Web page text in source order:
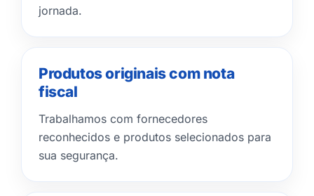
jornada.
Produtos originais com nota
fiscal
Trabalhamos com fornecedores
reconhecidos e produtos selecionados para
sua segurança.